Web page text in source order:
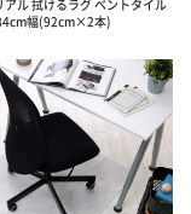
アル 拭けるラグ ベントタイル
幅(92cm×2本)